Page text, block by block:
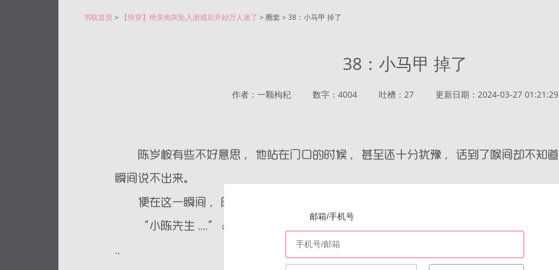
书耽首页> 【快穿】绝美炮灰坠入游戏后开始万人迷了 > 圈套 > 38：小马甲 掉了
38：小马甲 掉了
作者：一颗枸杞 数字：4004 吐槽：27 更新日期：2024-03-27 01:21:29
邮箱/手机号